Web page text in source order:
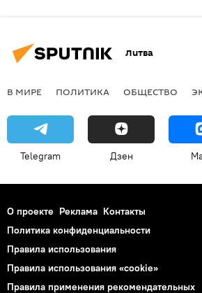
Литва
В МИРЕ ПОЛИТИКА ОБЩЕСТВО
Telegram Дзен
О проекте Реклама Контакты
Политика конфиденциальности
Правила использования
Правила использования «cookie»
Правила применения рекомендательных